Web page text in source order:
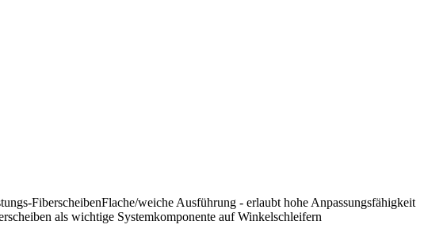
FiberscheibenFlache/weiche Ausführung - erlaubt hohe Anpassungsfähigkeit
als wichtige Systemkomponente auf Winkelschleifern